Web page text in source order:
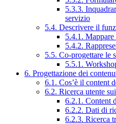
5.3.3.
servizio
5.4. Descrivere il
5.4.1. Mappare
5.4.2.
5.5. Co-progettare le
5.5.1.
6. Progettazione dei
6.1. Cos’è il content
6.2. Ricerca utente
6.2.1. Content
6.2.2. Dati di
6.2.3. Ricerca